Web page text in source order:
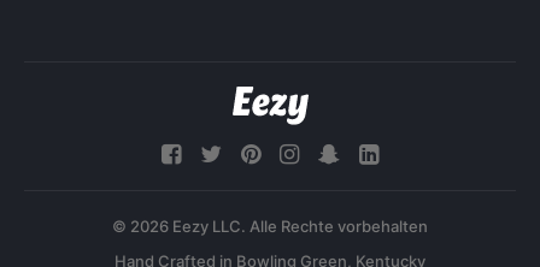
© 2026 Eezy LLC. Alle Rechte vorbehalten